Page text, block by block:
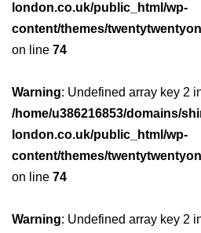
london.co.uk/public_html/wp-
content/themes/
on line 74
Warning: Undefined array key 2
/home/u386216853/domains/
london.co.uk/public_html/wp-
content/themes/
on line 74
Warning: Undefined array key 2